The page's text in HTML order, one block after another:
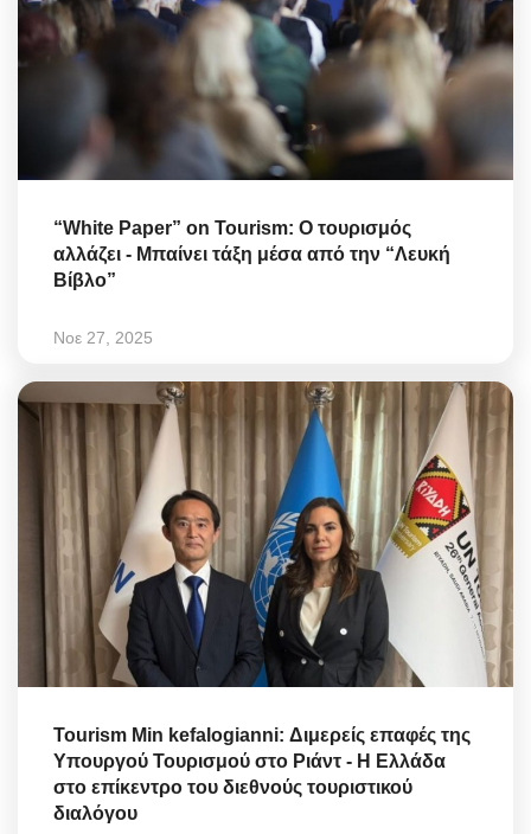
“White Paper” on Tourism: Ο τουρισμός
αλλάζει - Μπαίνει τάξη μέσα από την “Λευκή
Βίβλο”
Νοε 27, 2025
Tourism Min kefalogianni: Διμερείς επαφές της
Υπουργού Τουρισμού στο Ριάντ - Η Ελλάδα
στο επίκεντρο του διεθνούς τουριστικού
διαλόγου